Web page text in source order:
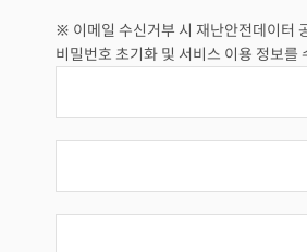
※ 이메일 수신거부 시 재난안전데이터
비밀번호 초기화 및 서비스 이용 정보